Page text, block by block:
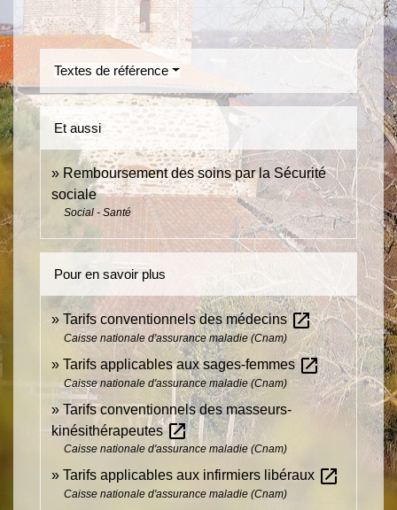
Textes de référence
Et aussi
Remboursement des soins par la Sécurité
sociale
Social - Santé
Pour en savoir plus
Tarifs conventionnels des médecinsopen_in_new
Caisse nationale d'assurance maladie (Cnam)
Tarifs applicables aux sages-femmesopen_in_new
Caisse nationale d'assurance maladie (Cnam)
Tarifs conventionnels des masseurs-
kinésithérapeutesopen_in_new
Caisse nationale d'assurance maladie (Cnam)
Tarifs applicables aux infirmiers libéraux open_in_new
Caisse nationale d'assurance maladie (Cnam)